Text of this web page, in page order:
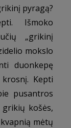
pyragą?
Išmoko
„grikinį
mokslo
duonkepę
Kepti
pusantros
košės,
mėtų